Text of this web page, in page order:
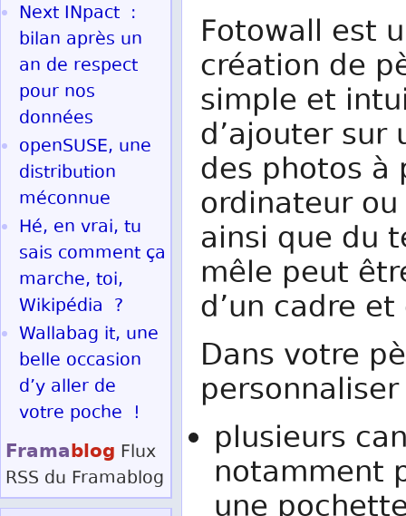
Fotowall est
création de
simple et
d’ajouter
des photos à
ordinateur
ainsi que du
mêle peut
d’un cadre
Dans votre
plusieurs
notamment
Next INpact :
bilan après un
an de respect
pour nos
données
openSUSE, une
distribution
méconnue
Hé, en vrai, tu
sais comment ça
marche, toi,
Wikipédia ?
Wallabag it, une
belle occasion
d’y aller de
votre poche !
Framablog Flux
RSS du Framablog